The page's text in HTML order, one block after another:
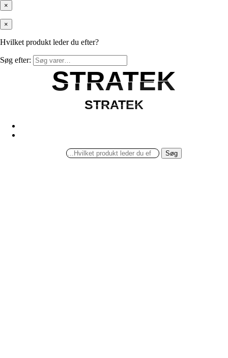
×
×
Hvilket produkt leder du efter?
Søg efter:
STRATEK
STRATEK
STRATEK
STRATEK
Søg